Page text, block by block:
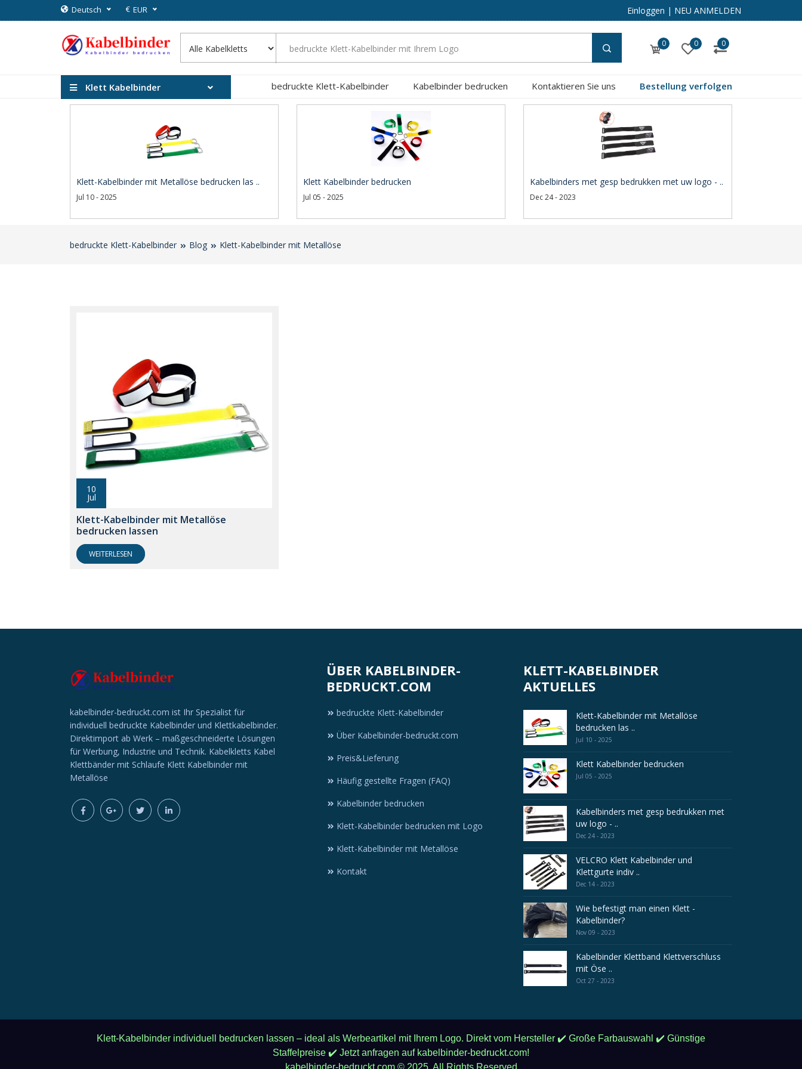
Deutsch € EUR Einloggen | NEU ANMELDEN
0 0 0
Klett Kabelbinder bedruckte Klett-Kabelbinder Kabelbinder bedrucken Kontaktieren Sie uns Bestellung verfolgen
Klett-Kabelbinder mit Metallöse bedrucken las ..
Jul 10 - 2025
Klett Kabelbinder bedrucken
Jul 05 - 2025
Kabelbinders met gesp bedrukken met uw logo - ..
Dec 24 - 2023
bedruckte Klett-Kabelbinder Blog Klett-Kabelbinder mit Metallöse
10
Jul
Klett-Kabelbinder mit Metallöse
bedrucken lassen
WEITERLESEN
kabelbinder-bedruckt.com ist Ihr Spezialist für
individuell bedruckte Kabelbinder und Klettkabelbinder.
Direktimport ab Werk – maßgeschneiderte Lösungen
für Werbung, Industrie und Technik. Kabelkletts Kabel
Klettbänder mit Schlaufe Klett Kabelbinder mit
Metallöse
ÜBER KABELBINDER-
BEDRUCKT.COM
bedruckte Klett-Kabelbinder
Über Kabelbinder-bedruckt.com
Preis&Lieferung
Häufig gestellte Fragen (FAQ)
Kabelbinder bedrucken
Klett-Kabelbinder bedrucken mit Logo
Klett-Kabelbinder mit Metallöse
Kontakt
KLETT-KABELBINDER
AKTUELLES
Klett-Kabelbinder mit Metallöse
bedrucken las ..
Jul 10 - 2025
Klett Kabelbinder bedrucken
Jul 05 - 2025
Kabelbinders met gesp bedrukken met
uw logo - ..
Dec 24 - 2023
VELCRO Klett Kabelbinder und
Klettgurte indiv ..
Dec 14 - 2023
Wie befestigt man einen Klett -
Kabelbinder?
Nov 09 - 2023
Kabelbinder Klettband Klettverschluss
mit Öse ..
Oct 27 - 2023
Klett-Kabelbinder individuell bedrucken lassen – ideal als Werbeartikel mit Ihrem Logo. Direkt vom Hersteller ✔️ Große Farbauswahl ✔️ Günstige
Staffelpreise ✔️ Jetzt anfragen auf kabelbinder-bedruckt.com!
kabelbinder-bedruckt.com © 2025. All Rights Reserved